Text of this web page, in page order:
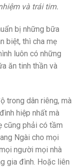
và trái tim.
bị những bữa
biệt, thì cha mẹ
luôn có những
ăn tinh thần và
trong dân riêng, mà
hiệp nhất mà
cũng phải có tầm
Ngài cho mọi
người mọi nhà
gia đình. Hoặc liên